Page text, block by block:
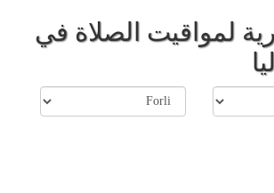
لمواقيت الصلاة في